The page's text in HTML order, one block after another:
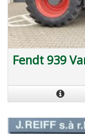
Fendt 939